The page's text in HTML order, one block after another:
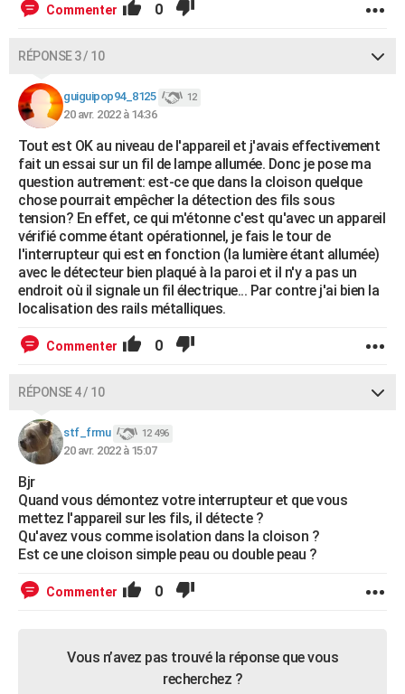
Commenter 0
RÉPONSE 3 / 10
guiguipop94_8125 12
20 avr. 2022 à 14:36
Tout est OK au niveau de l'appareil et j'avais effectivement
fait un essai sur un fil de lampe allumée. Donc je pose ma
question autrement: est-ce que dans la cloison quelque
chose pourrait empêcher la détection des fils sous
tension? En effet, ce qui m'étonne c'est qu'avec un appareil
vérifié comme étant opérationnel, je fais le tour de
l'interrupteur qui est en fonction (la lumière étant allumée)
avec le détecteur bien plaqué à la paroi et il n'y a pas un
endroit où il signale un fil électrique... Par contre j'ai bien la
localisation des rails métalliques.
Commenter 0
RÉPONSE 4 / 10
stf_frmu 12 496
20 avr. 2022 à 15:07
Bjr
Quand vous démontez votre interrupteur et que vous
mettez l'appareil sur les fils, il détecte ?
Qu'avez vous comme isolation dans la cloison ?
Est ce une cloison simple peau ou double peau ?
Commenter 0
Vous n’avez pas trouvé la réponse que vous
recherchez ?